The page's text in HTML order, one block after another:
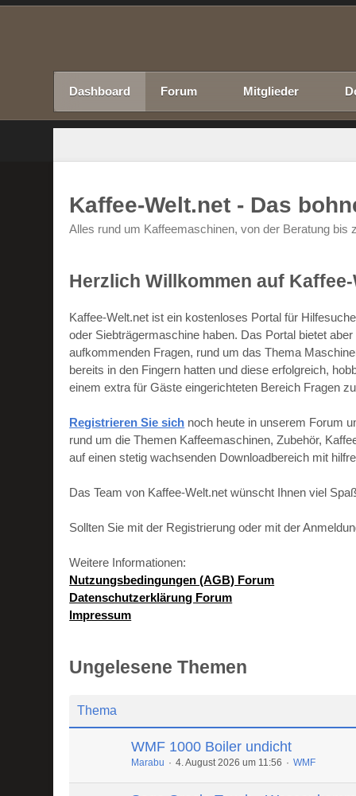
Dashboard Forum Mitglieder
Kaffee-Welt.net - Das
Alles rund um Kaffeemaschinen, von der Beratung bis
Herzlich Willkommen auf
Kaffee-Welt.net ist ein kostenloses Portal für
oder Siebträgermaschine haben. Das Portal bietet
aufkommenden Fragen, rund um das Thema
bereits in den Fingern hatten und diese erfolgreich,
einem extra für Gäste eingerichteten Bereich Fragen
Registrieren Sie sich noch heute in unserem Forum
rund um die Themen Kaffeemaschinen, Zubehör,
auf einen stetig wachsenden Downloadbereich mit
Das Team von Kaffee-Welt.net wünscht Ihnen viel
Sollten Sie mit der Registrierung oder mit der
Weitere Informationen:
Nutzungsbedingungen (AGB) Forum
Datenschutzerklärung Forum
Impressum
Ungelesene Themen
Thema
WMF 1000 Boiler undicht
Marabu 4. August 2026 um 11:56 WMF